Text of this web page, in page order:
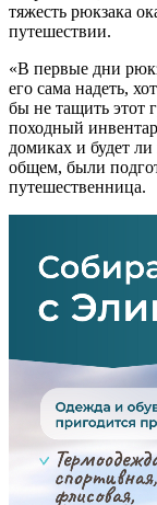
тяжесть рюкзака
путешествии.
«В первые дни
его сама надеть,
бы не тащить этот
походный
домиках и будет
общем, были
путешественница.